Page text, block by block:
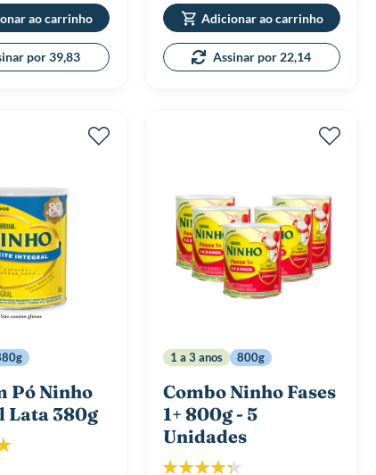
ao carrinho
por 39,83
Adicionar ao carrinho
Assinar por 22,14
Pó Ninho
Lata 380g
1 a 3 anos 800g
Combo Ninho Fases
1+ 800g - 5
Unidades
Classificação: